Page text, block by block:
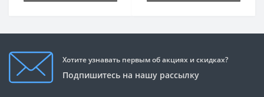
Хотите узнавать первым об акциях и скидках?
Подпишитесь на нашу рассылку